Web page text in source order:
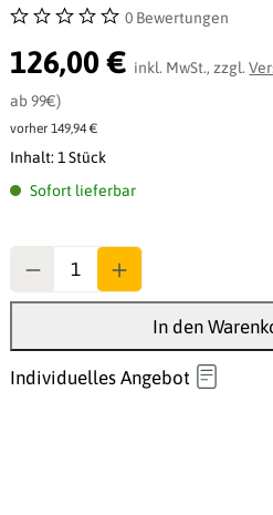
Durchschnittliche Bewertung
0 Bewertungen
126,00 € inkl. MwSt., zzgl.
ab 99€)
vorher 149,94 €
Inhalt:1 Stück
Sofort lieferbar
In den
Individuelles Angebot